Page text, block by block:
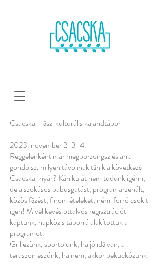
Csacska – őszi kulturális kalandtábor
2023. november 2-3-4.
Reggelenként már megborzongsz és arra
gondolsz, milyen távolinak tűnik a következő
Csacska-nyár? Kánikulát nem tudunk ígérni,
de a szokásos babusgatást, programarzenált,
közös főzést, finom ételeket, némi forró csokit
igen! Mivel kevés ottalvós regisztrációt
kaptunk, napközis táborrá alakítottuk a
programot.
Grillezünk, sportolunk, ha jó idő van, a
teraszon eszünk, ha nem, akkor bekuckózunk!​